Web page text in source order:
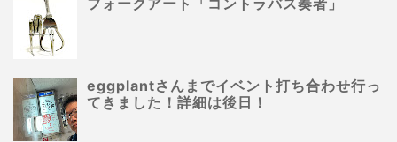
フォークアート「コントラバス奏者」
eggplantさんまでイベント打ち合わせ行っ
てきました！詳細は後日！